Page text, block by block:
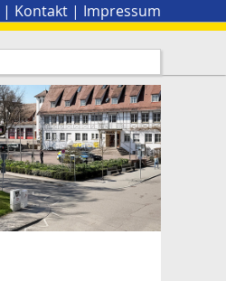
| Kontakt | Impressum